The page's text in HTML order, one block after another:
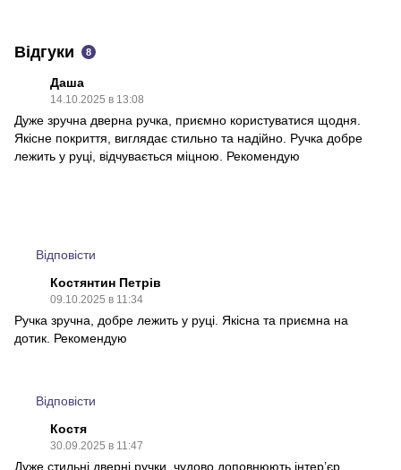
Відгуки 8
Даша
14.10.2025 в 13:08
Дуже зручна дверна ручка, приємно користуватися щодня.
Якісне покриття, виглядає стильно та надійно. Ручка добре
лежить у руці, відчувається міцною. Рекомендую
Відповісти
Костянтин Петрів
09.10.2025 в 11:34
Ручка зручна, добре лежить у руці. Якісна та приємна на
дотик. Рекомендую
Відповісти
Костя
30.09.2025 в 11:47
Дуже стильні дверні ручки, чудово доповнюють інтер’єр.